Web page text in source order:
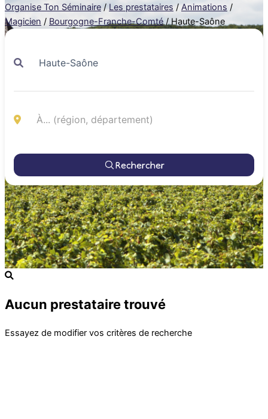
Organise Ton Séminaire / Les prestataires / Animations /
Magicien / Bourgogne-Franche-Comté / Haute-Saône
Rechercher
Aucun prestataire trouvé
Essayez de modifier vos critères de recherche